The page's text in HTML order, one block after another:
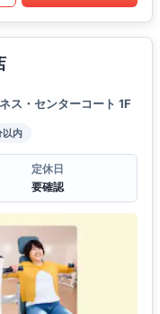
ス・センターコート 1F
以内
定休日
要確認